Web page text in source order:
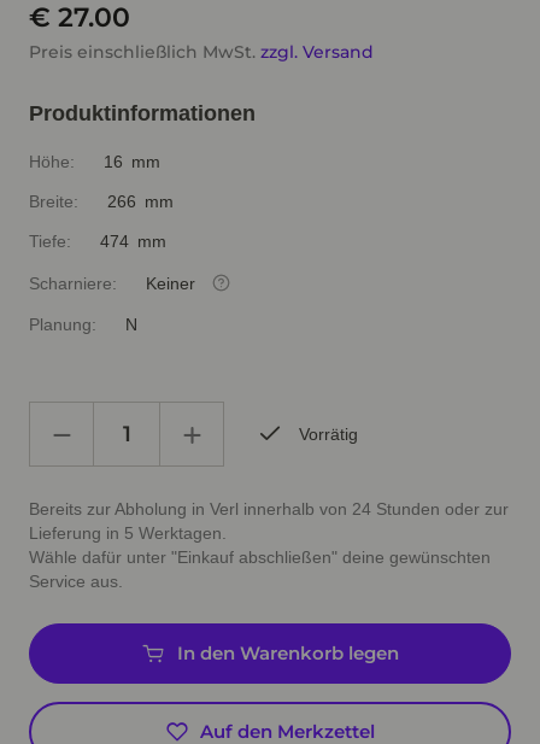
€ 27.00
Preis einschließlich MwSt. zzgl. Versand
Produktinformationen
Höhe: 16 mm
Breite: 266 mm
Tiefe: 474 mm
Scharniere: Keiner
Planung: N
Vorrätig
Bereits zur Abholung in Verl innerhalb von 24 Stunden oder zur
Lieferung in 5 Werktagen.
Wähle dafür unter "Einkauf abschließen" deine gewünschten
Service aus.
In den Warenkorb legen
Auf den Merkzettel